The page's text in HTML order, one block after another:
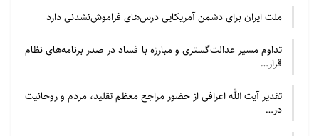
مطالب مرتبط
گردهمایی پیروان ادیان توحیدی در آستانه نیمه شعبان
وفاق و لزوم غیریت سازی گفتمانی | یادداشتی از باقر
ملت ایران برای دشمن آمریکایی درس‌های فراموش‌نشدنی دارد
تداوم مسیر عدالت‌گستری و مبارزه با فساد در صدر برنامه‌های نظام
قرار…
تقدیر آیت الله اعرافی از حضور مراجع معظم تقلید، مردم و روحانیت
در…